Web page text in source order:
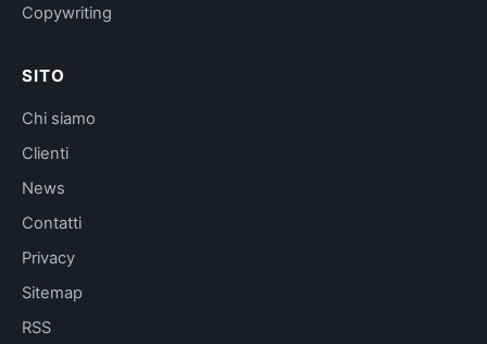
Copywriting
SITO
Chi siamo
Clienti
News
Contatti
Privacy
Sitemap
RSS